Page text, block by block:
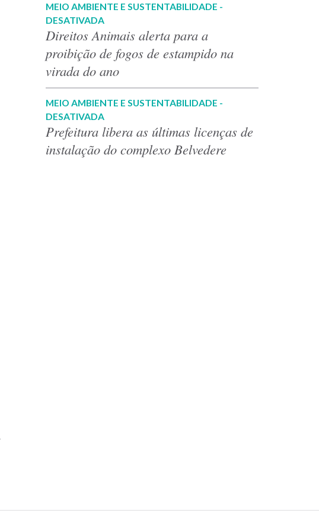
MEIO AMBIENTE E SUSTENTABILIDADE -
DESATIVADA
Direitos Animais alerta para a
proibição de fogos de estampido na
virada do ano
MEIO AMBIENTE E SUSTENTABILIDADE -
DESATIVADA
Prefeitura libera as últimas licenças de
instalação do complexo Belvedere